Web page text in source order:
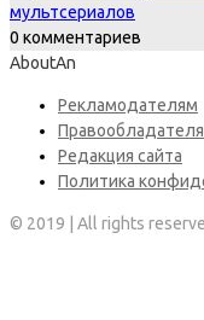
мультсериалов
0 комментариев
AboutAn
Рекламодателям
Редакция сайта
Политика
© 2019 | All rights